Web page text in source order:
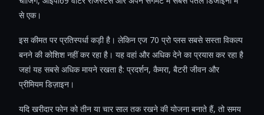
से एक।
इस कीमत पर प्रतिस्पर्धा कड़ी है। लेकिन एज 70 प्रो प्लस सबसे सस्ता विकल्प
बनने की कोशिश नहीं कर रहा है। यह वहां और अधिक देने का प्रयास कर रहा है
जहां यह सबसे अधिक मायने रखता है: प्रदर्शन, कैमरा, बैटरी जीवन और
प्रीमियम डिज़ाइन।
यदि खरीदार फोन को तीन या चार साल तक रखने की योजना बनाते हैं, तो समय